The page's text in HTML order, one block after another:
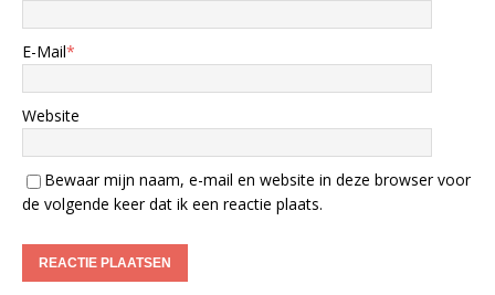
E-Mail*
Website
Bewaar mijn naam, e-mail en website in deze browser voor
de volgende keer dat ik een reactie plaats.